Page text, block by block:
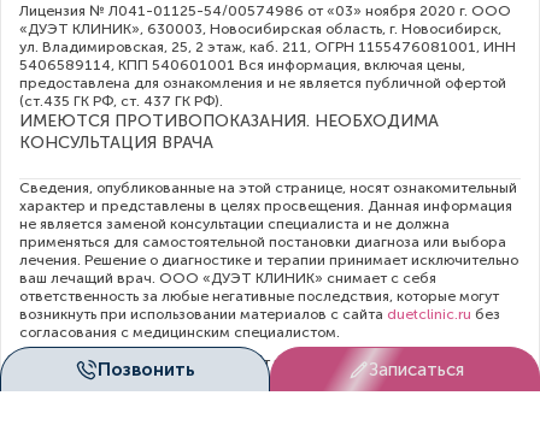
Позвонить Записаться
Лицензия № Л041-01125-54/00574986 от «03» ноября 2020 г. ООО
«ДУЭТ КЛИНИК», 630003, Новосибирская область, г. Новосибирск,
ул. Владимировская, 25, 2 этаж, каб. 211, ОГРН 1155476081001, ИНН
5406589114, КПП 540601001 Вся информация, включая цены,
предоставлена для ознакомления и не является публичной офертой
(ст.435 ГК РФ, cт. 437 ГК РФ).
ИМЕЮТСЯ ПРОТИВОПОКАЗАНИЯ. НЕОБХОДИМА
КОНСУЛЬТАЦИЯ ВРАЧА
Сведения, опубликованные на этой странице, носят ознакомительный
характер и представлены в целях просвещения. Данная информация
не является заменой консультации специалиста и не должна
применяться для самостоятельной постановки диагноза или выбора
лечения. Решение о диагностике и терапии принимает исключительно
ваш лечащий врач. ООО «ДУЭТ КЛИНИК» снимает с себя
ответственность за любые негативные последствия, которые могут
возникнуть при использовании материалов с сайта duetclinic.ru без
согласования с медицинским специалистом.
Администрация клиники прилагает все усилия для своевременного
обновления цен в опубликованном на сайте прейскуранте. Тем не